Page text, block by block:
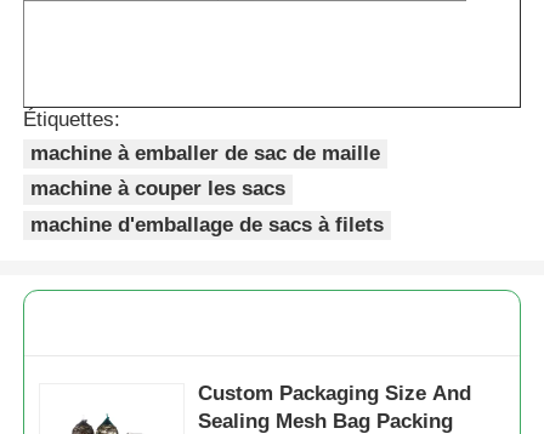
Ligne de production spécialisée
Étiquettes:
machine à emballer de sac de maille
machine à couper les sacs
machine d'emballage de sacs à filets
Custom Packaging Size And
Sealing Mesh Bag Packing